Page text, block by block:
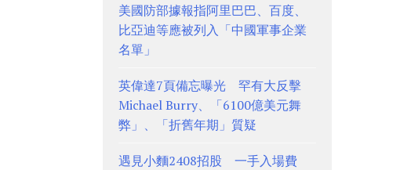
美國防部據報指阿里巴巴、百度、
比亞迪等應被列入「中國軍事企業
名單」
英偉達7頁備忘曝光 罕有大反擊
Michael Burry、「6100億美元舞
弊」、「折舊年期」質疑
遇見小麵2408招股 一手入場費